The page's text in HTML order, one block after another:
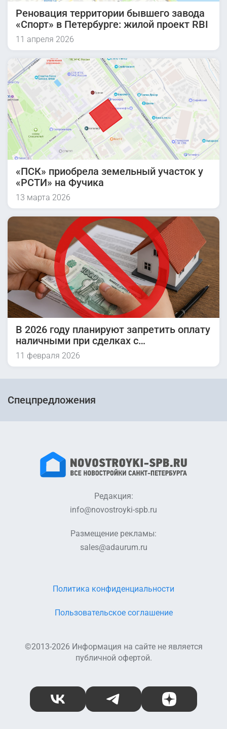
Реновация территории бывшего завода
«Спорт» в Петербурге: жилой проект RBI
11 апреля 2026
«ПСК» приобрела земельный участок у
«РСТИ» на Фучика
13 марта 2026
В 2026 году планируют запретить оплату
наличными при сделках с
недвижимостью
11 февраля 2026
Спецпредложения
Редакция:
info@novostroyki-spb.ru
Размещение рекламы:
sales@adaurum.ru
©2013-2026 Информация на сайте не является
публичной офертой.
Пользовательское соглашение
Политика конфиденциальности
ВКонтакте Telegram Дзен